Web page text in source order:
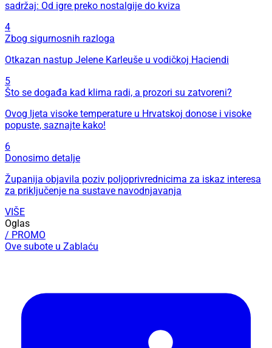
sadržaj: Od igre preko nostalgije do kviza
4
Zbog sigurnosnih razloga
Otkazan nastup Jelene Karleuše u vodičkoj Haciendi
5
Što se događa kad klima radi, a prozori su zatvoreni?
Ovog ljeta visoke temperature u Hrvatskoj donose i visoke
popuste, saznajte kako!
6
Donosimo detalje
Županija objavila poziv poljoprivrednicima za iskaz interesa
za priključenje na sustave navodnjavanja
VIŠE
Oglas
/ PROMO
Ove subote u Zablaću